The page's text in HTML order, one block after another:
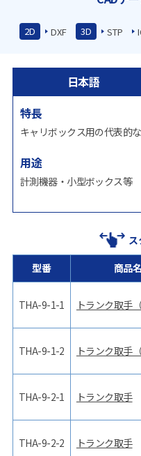
2D DXF 3D STP
日本語
特長
キャリボックス用の代表的な
用途
計測機器・小型ボックス等
型番
THA-9-1-1
THA-9-1-2
THA-9-2-1
THA-9-2-2
商品名
トランク取手
トランク取手
トランク取手
トランク取手